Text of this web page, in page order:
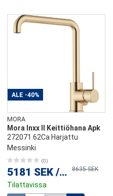
ALE -40%
MORA
Mora Inxx II Keittiöhana Apk
272071.62Ca Harjattu
Messinki
(0)
5181 SEK / kpl8635 SEK
Tilattavissa